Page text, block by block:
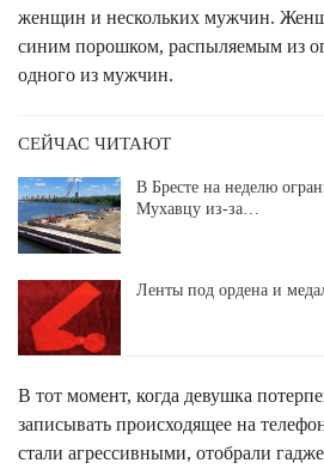
женщин и нескольких мужчин.
синим порошком, распыляемым из
одного из мужчин.
СЕЙЧАС ЧИТАЮТ
В Бресте на неделю
Мухавцу из-за…
Ленты под ордена и
В тот момент, когда девушка
записывать происходящее на
стали агрессивными, отобрали